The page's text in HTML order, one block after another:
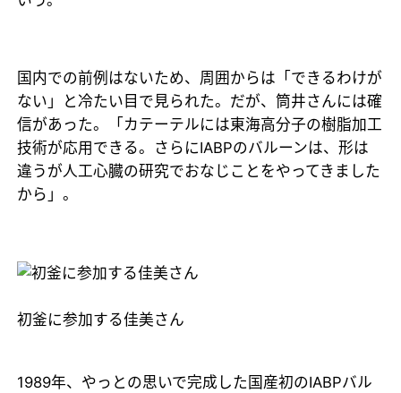
国内での前例はないため、周囲からは「できるわけが
ない」と冷たい目で見られた。だが、筒井さんには確
信があった。「カテーテルには東海高分子の樹脂加工
技術が応用できる。さらにIABPのバルーンは、形は
違うが人工心臓の研究でおなじことをやってきました
から」。
初釜に参加する佳美さん
1989年、やっとの思いで完成した国産初のIABPバル